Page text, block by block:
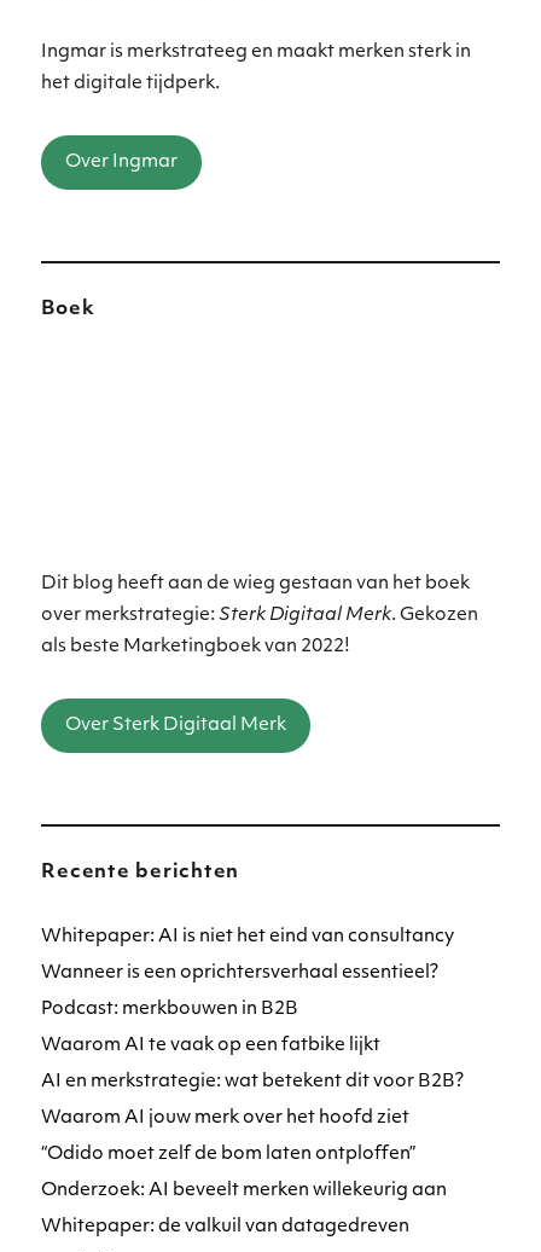
Ingmar is merkstrateeg en maakt merken sterk in
het digitale tijdperk.
Over Ingmar
Boek
Dit blog heeft aan de wieg gestaan van het boek
over merkstrategie:Sterk Digitaal Merk. Gekozen
als beste Marketingboek van 2022!
Over Sterk Digitaal Merk
Recente berichten
Whitepaper: AI is niet het eind van consultancy
Wanneer is een oprichtersverhaal essentieel?
Podcast: merkbouwen in B2B
Waarom AI te vaak op een fatbike lijkt
AI en merkstrategie: wat betekent dit voor B2B?
Waarom AI jouw merk over het hoofd ziet
“Odido moet zelf de bom laten ontploffen”
Onderzoek: AI beveelt merken willekeurig aan
Whitepaper: de valkuil van datagedreven